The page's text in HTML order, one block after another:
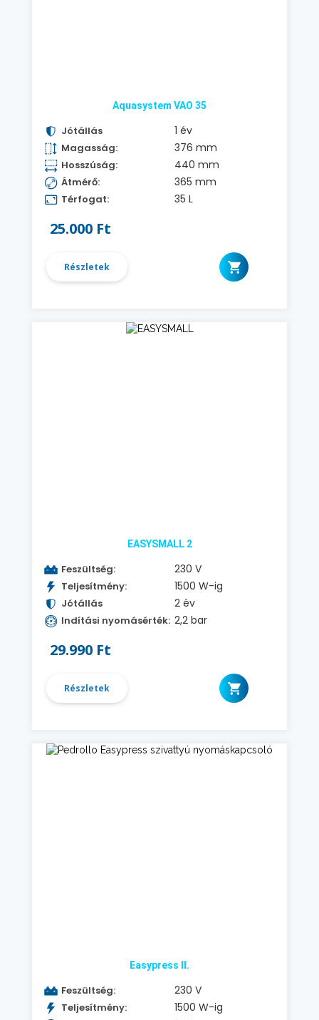
Aquasystem VAO 35
Jótállás 1 év
Magasság: 376 mm
Hosszúság: 440 mm
Átmérő: 365 mm
Térfogat: 35 L
25.000 Ft
Részletek
EASYSMALL 2
Feszültség: 230 V
Teljesítmény: 1500 W-ig
Jótállás 2 év
Indítási nyomásérték: 2,2 bar
29.990 Ft
Részletek
Easypress II.
Feszültség: 230 V
Teljesítmény: 1500 W-ig